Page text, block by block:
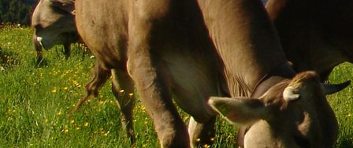
Wurst - käseplatte